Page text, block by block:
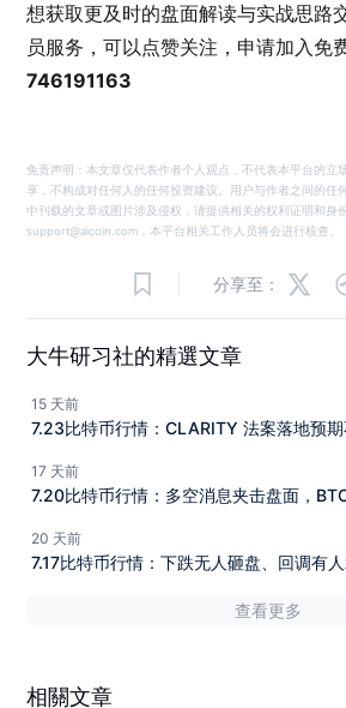
想获取更及时的盘面解读与实战思路
员服务，可以点赞关注，申请加入免
746191163
免责声明：本文章仅代表作者个人观点，不代表本平台的立
享，不构成对任何人的任何投资建议。用户与作者之间的任
中刊载的文章或图片涉及侵权，请提供相关的权利证明和身
support@aicoin.com，本平台相关工作人员将会进行核查。
分享至：
大牛研习社的精選文章
15 天前
7.23比特币行情：CLARITY 法案落地预
17 天前
7.20比特币行情：多空消息夹击盘面，
20 天前
7.17比特币行情：下跌无人砸盘、回调有
查看更多
相關文章